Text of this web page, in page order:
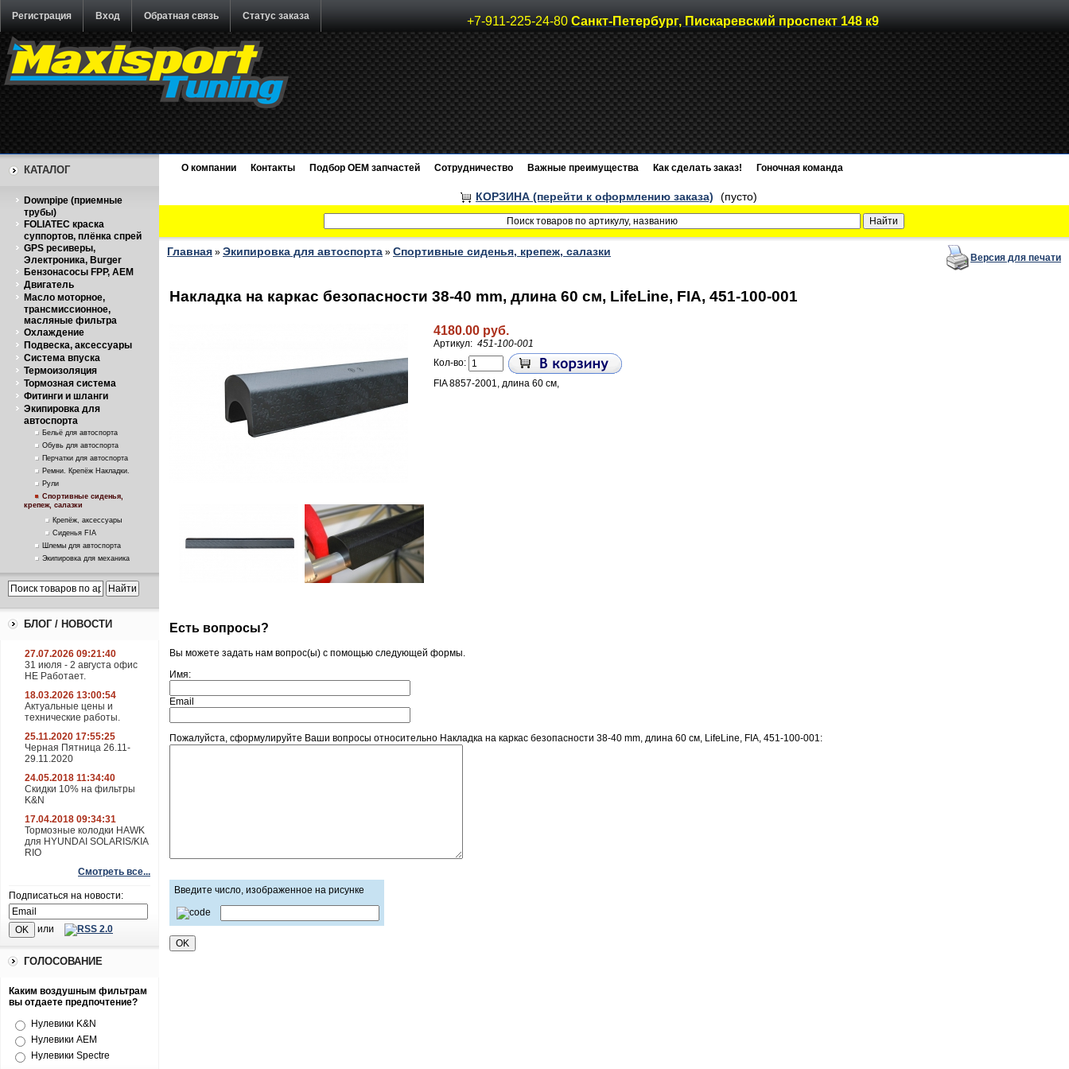
Регистрация Вход Обратная связь Статус заказа +7-911-225-24-80 Санкт-Петербург, Пискаревский проспект 148 к9
КАТАЛОГ
Downpipe (приемные
трубы)
FOLIATEC краска
суппортов, плёнка спрей
GPS ресиверы,
Электроника, Burger
Бензонасосы FPP, AEM
Двигатель
Масло моторное,
трансмиссионное,
масляные фильтра
Охлаждение
Подвеска, аксессуары
Система впуска
Термоизоляция
Тормозная система
Фитинги и шланги
Экипировка для
автоспорта
Бельё для автоспорта
Обувь для автоспорта
Перчатки для автоспорта
Ремни. Крепёж Накладки.
Рули
Спортивные сиденья,
крепеж, салазки
Крепёж, аксессуары
Сиденья FIA
Шлемы для автоспорта
Экипировка для механика
БЛОГ / НОВОСТИ
27.07.2026 09:21:40
31 июля - 2 августа офис
НЕ Работает.
18.03.2026 13:00:54
Актуальные цены и
технические работы.
25.11.2020 17:55:25
Черная Пятница 26.11-
29.11.2020
24.05.2018 11:34:40
Скидки 10% на фильтры
K&N
17.04.2018 09:34:31
Тормозные колодки HAWK
для HYUNDAI SOLARIS/KIA
RIO
Смотреть все...
Подписаться на новости:
или
ГОЛОСОВАНИЕ
Каким воздушным фильтрам
вы отдаете предпочтение?
Нулевики K&N
Нулевики AEM
Нулевики Spectre
О компании Контакты Подбор OEM запчастей Сотрудничество Важные преимущества Как сделать заказ! Гоночная команда
КОРЗИНА (перейти к оформлению заказа) (пусто)
Главная » Экипировка для автоспорта » Спортивные сиденья, крепеж, салазки Версия для печати
Накладка на каркас безопасности 38-40 mm, длина 60 см, LifeLine, FIA, 451-100-001
4180.00 руб.
Артикул: 451-100-001
Кол-во:
FIA 8857-2001, длина 60 см,
Есть вопросы?
Вы можете задать нам вопрос(ы) с помощью следующей формы.
Имя:
Email
Пожалуйста, сформулируйте Ваши вопросы относительно Накладка на каркас безопасности 38-40 mm, длина 60 см, LifeLine, FIA, 451-100-001:
Введите число, изображенное на рисунке